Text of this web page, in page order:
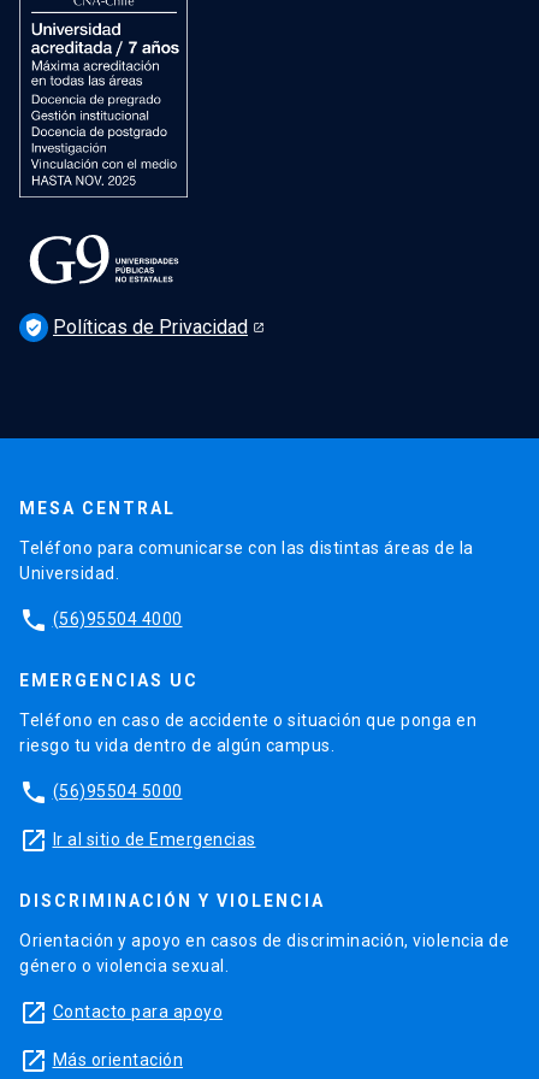
verified_user Políticas de Privacidad
MESA CENTRAL
Teléfono para comunicarse con las distintas áreas de la
Universidad.
phone (56)95504 4000
EMERGENCIAS UC
Teléfono en caso de accidente o situación que ponga en
riesgo tu vida dentro de algún campus.
phone (56)95504 5000
launch Ir al sitio de Emergencias
DISCRIMINACIÓN Y VIOLENCIA
Orientación y apoyo en casos de discriminación, violencia de
género o violencia sexual.
launch Contacto para apoyo
launch Más orientación